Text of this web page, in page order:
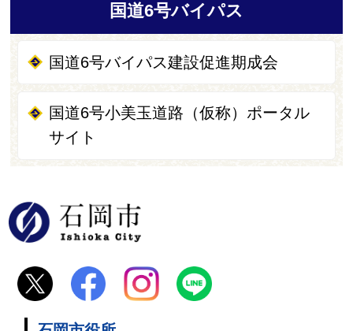
国道6号バイパス
国道6号バイパス建設促進期成会
国道6号小美玉道路（仮称）ポータル
サイト